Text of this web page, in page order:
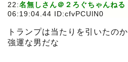
22:名無しさん＠２ろぐちゃんねる
06:19:04.44 ID:cfvPCUlN0
トランプは当たりを引いたのか
強運な男だな